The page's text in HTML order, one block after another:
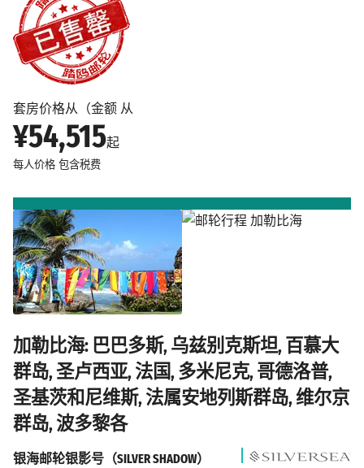
套房价格从（金额 从
¥54,515起
每人价格 包含税费
加勒比海: 巴巴多斯, 乌兹别克斯坦, 百慕大
群岛, 圣卢西亚, 法国, 多米尼克, 哥德洛普,
圣基茨和尼维斯, 法属安地列斯群岛, 维尔京
群岛, 波多黎各
银海邮轮银影号（SILVER SHADOW）